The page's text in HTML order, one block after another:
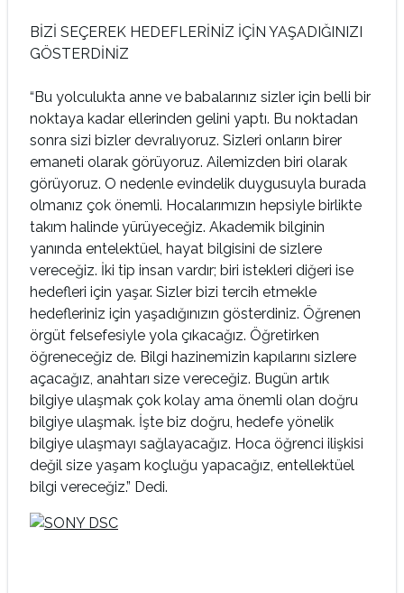
BİZİ SEÇEREK HEDEFLERİNİZ İÇİN YAŞADIĞINIZI
GÖSTERDİNİZ
“Bu yolculukta anne ve babalarınız sizler için belli bir
noktaya kadar ellerinden gelini yaptı. Bu noktadan
sonra sizi bizler devralıyoruz. Sizleri onların birer
emaneti olarak görüyoruz. Ailemizden biri olarak
görüyoruz. O nedenle evindelik duygusuyla burada
olmanız çok önemli. Hocalarımızın hepsiyle birlikte
takım halinde yürüyeceğiz. Akademik bilginin
yanında entelektüel, hayat bilgisini de sizlere
vereceğiz. İki tip insan vardır; biri istekleri diğeri ise
hedefleri için yaşar. Sizler bizi tercih etmekle
hedefleriniz için yaşadığınızın gösterdiniz. Öğrenen
örgüt felsefesiyle yola çıkacağız. Öğretirken
öğreneceğiz de. Bilgi hazinemizin kapılarını sizlere
açacağız, anahtarı size vereceğiz. Bugün artık
bilgiye ulaşmak çok kolay ama önemli olan doğru
bilgiye ulaşmak. İşte biz doğru, hedefe yönelik
bilgiye ulaşmayı sağlayacağız. Hoca öğrenci ilişkisi
değil size yaşam koçluğu yapacağız, entellektüel
bilgi vereceğiz.” Dedi.